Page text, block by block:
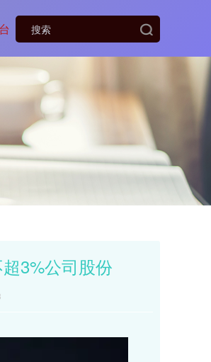
3%公司股份